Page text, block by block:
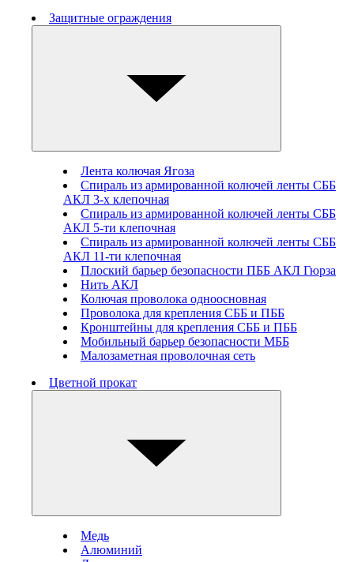
Защитные ограждения
Лента колючая Ягоза
Спираль из армированной колючей ленты СББ
АКЛ 3-х клепочная
Спираль из армированной колючей ленты СББ
АКЛ 5-ти клепочная
Спираль из армированной колючей ленты СББ
АКЛ 11-ти клепочная
Плоский барьер безопасности ПББ АКЛ Гюрза
Нить АКЛ
Колючая проволока одноосновная
Проволока для крепления СББ и ПББ
Кронштейны для крепления СББ и ПББ
Мобильный барьер безопасности МББ
Малозаметная проволочная сеть
Цветной прокат
Медь
Алюминий